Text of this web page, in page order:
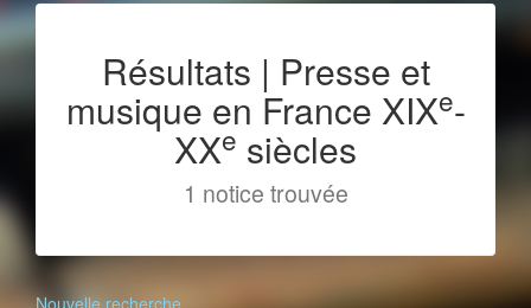
Résultats | Presse et
musique en France XIXe-
XXe siècles
1 notice trouvée
Nouvelle recherche